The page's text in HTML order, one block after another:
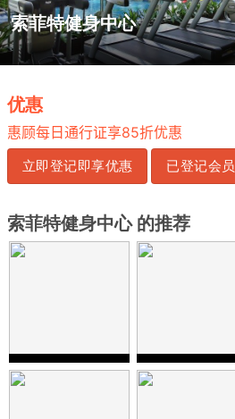
索菲特健身中心
.
优惠
惠顾每日通行证享85折优惠
立即登记即享优惠 已登记会员
索菲特健身中心 的推荐